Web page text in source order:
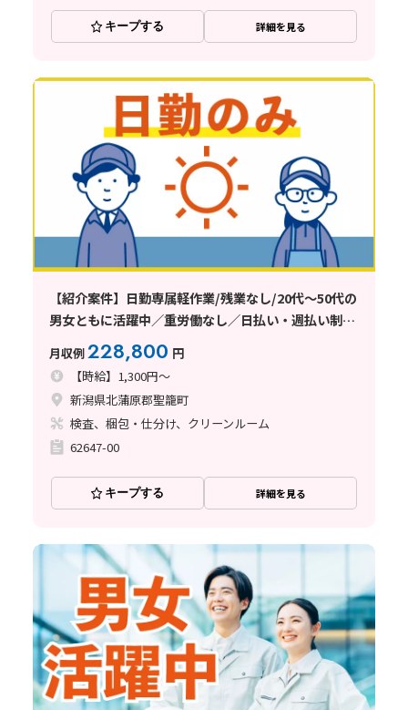
キープする 詳細を見る
【紹介案件】日勤専属軽作業/残業なし/20代～50代の
男女ともに活躍中／重労働なし／日払い・週払い制度
月収例228,800 円
【時給】1,300円～
新潟県北蒲原郡聖籠町
検査、梱包・仕分け、クリーンルーム
62647-00
キープする 詳細を見る